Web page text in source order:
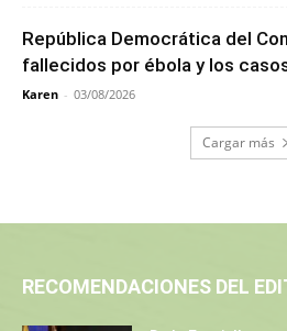
República Democrática del
fallecidos por ébola y los
Karen - 03/08/2026
Cargar más
RECOMENDACIONES DEL